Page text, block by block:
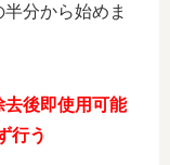
分から始めま
後即使用可能
行う